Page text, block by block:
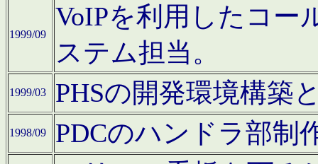
1999/09
VoIPを利用したコー
ステム担当。
1999/03 PHSの開発環境構築
1998/09 PDCのハンドラ部制